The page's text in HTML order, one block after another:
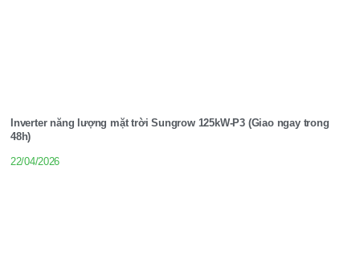
Inverter năng lượng mặt trời Sungrow 125kW-P3 (Giao ngay trong
48h)
22/04/2026